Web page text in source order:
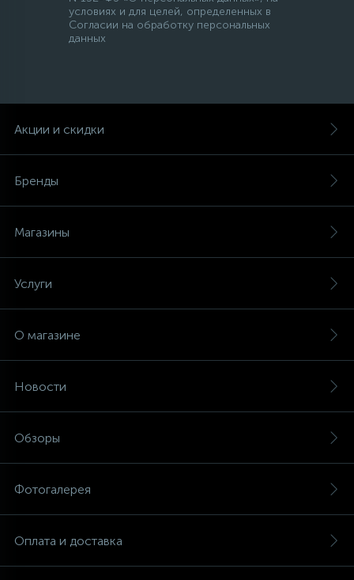
условиях и для целей, определенных в
Согласии на обработку персональных
данных
Акции и скидки
Бренды
Магазины
Услуги
О магазине
Новости
Обзоры
Фотогалерея
Оплата и доставка